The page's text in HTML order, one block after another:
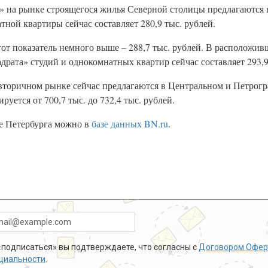
рынке строящегося жилья Северной столицы предлагаются
квартиры сейчас составляет 280,9 тыс. рублей.
показатель немного выше – 288,7 тыс. рублей. В
студий и однокомнатных квартир сейчас составляет
рынке сейчас предлагаются в Центральном и
от 700,7 тыс. до 732,4 тыс. рублей.
можно в базе данных BN.ru.
вы подтверждаете, что согласны с Договором